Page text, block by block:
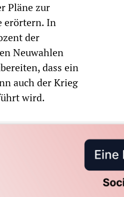
Pläne zur
erörtern. In
der
Neuwahlen
dass ein
auch der Krieg
wird.